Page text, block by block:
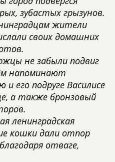
зубастых грызунов.
жители
своих домашних
не забыли подвиг
напоминают
его подруге Василисе
а также бронзовый
ленинградская
кошки дали отпор
отваге,